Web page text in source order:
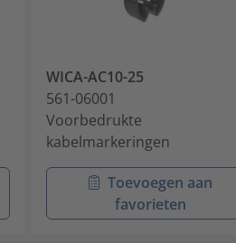
WICA-AC10-25
561-06001
Voorbedrukte
kabelmarkeringen
Toevoegen aan
favorieten